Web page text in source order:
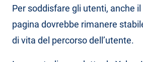
Per soddisfare gli utenti, anche
pagina dovrebbe rimanere
di vita del percorso dell’utente.